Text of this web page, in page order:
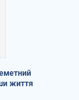
життя